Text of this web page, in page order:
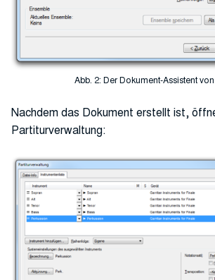
Abb. 2: Der Dokument-Assistent
Nachdem das Dokument erstellt ist,
Partiturverwaltung: